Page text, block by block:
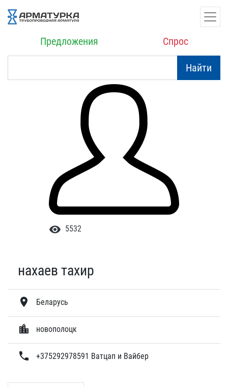
Предложения Спрос
Найти
visibility 5532
нахаев тахир
location_on Беларусь
location_city новополоцк
phone +375292978591 Ватцап и Вайбер